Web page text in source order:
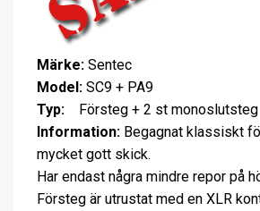
Märke: Sentec
Model: SC9 + PA9
Typ: Försteg + 2 st monoslutsteg
Information: Begagnat klassiskt
mycket gott skick.
Har endast några mindre repor på
Försteg är utrustat med en XLR